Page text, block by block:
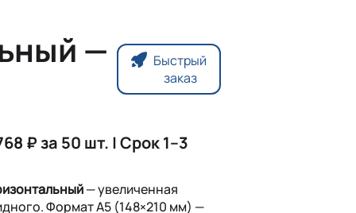
—
Быстрый
заказ
₽ за 50 шт. | Срок 1–3
— увеличенная
Формат А5 (148×210 мм) —